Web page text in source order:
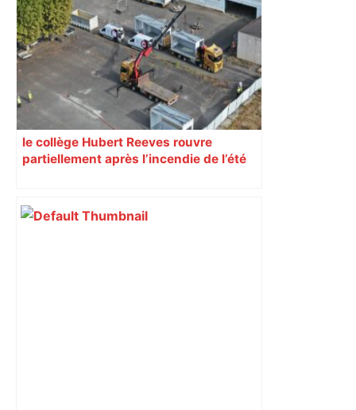
Toulouse : sous le feu des critiques,
Briançon assume son alliance avec
Piquemal, "ce n’est pas un accord de
postes" – ladepeche.fr
le collège Hubert Reeves rouvre
partiellement après l’incendie de l’été